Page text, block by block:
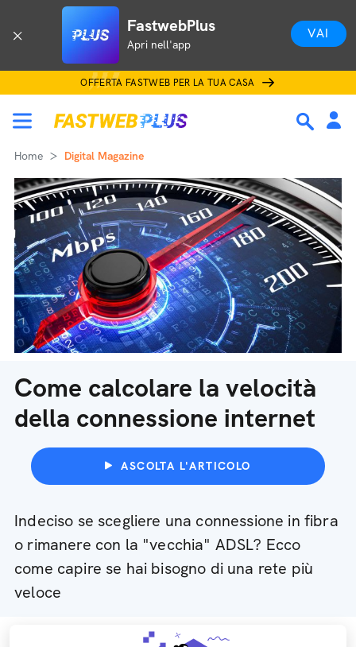
FastwebPlus
Apri nell'app
VAI
OFFERTA FASTWEB PER LA TUA CASA
Home Digital Magazine
Come calcolare la velocità
della connessione internet
ASCOLTA L'ARTICOLO
Indeciso se scegliere una connessione in fibra
o rimanere con la "vecchia" ADSL? Ecco
come capire se hai bisogno di una rete più
veloce